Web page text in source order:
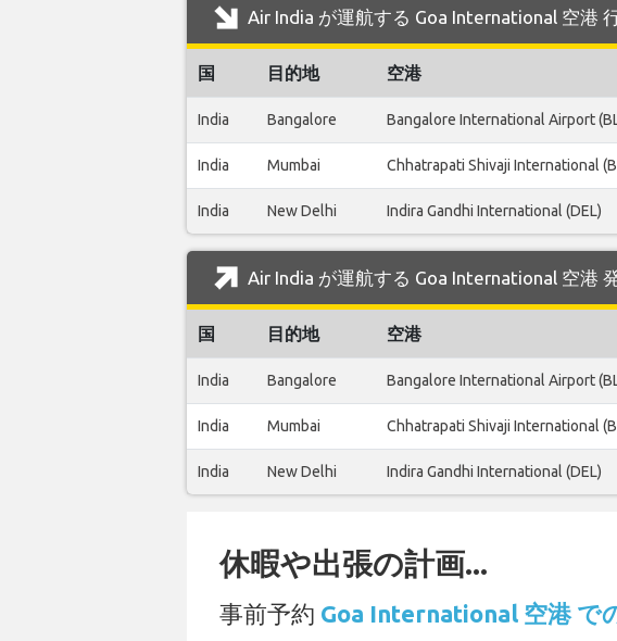
Air India が運航する Goa International 空港
国 目的地 空港
India Bangalore Bangalore International Airport
India Mumbai Chhatrapati Shivaji International
India New Delhi Indira Gandhi International (DEL)
Air India が運航する Goa International 空港
国 目的地 空港
India Bangalore Bangalore International Airport
India Mumbai Chhatrapati Shivaji International
India New Delhi Indira Gandhi International (DEL)
休暇や出張の計画...
事前予約 Goa International 空港 で